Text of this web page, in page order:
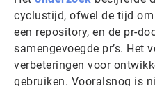
cyclustijd, ofwel de tijd
een repository, en de pr-
samengevoegde pr’s. Het
verbeteringen voor
gebruiken. Vooralsnog is